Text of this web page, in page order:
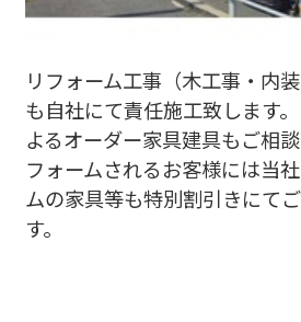
リフォーム工事（木工事・内装
も自社にて責任施工致します
よるオーダー家具建具もご相
フォームされるお客様には当
ムの家具等も特別割引きにて
す。